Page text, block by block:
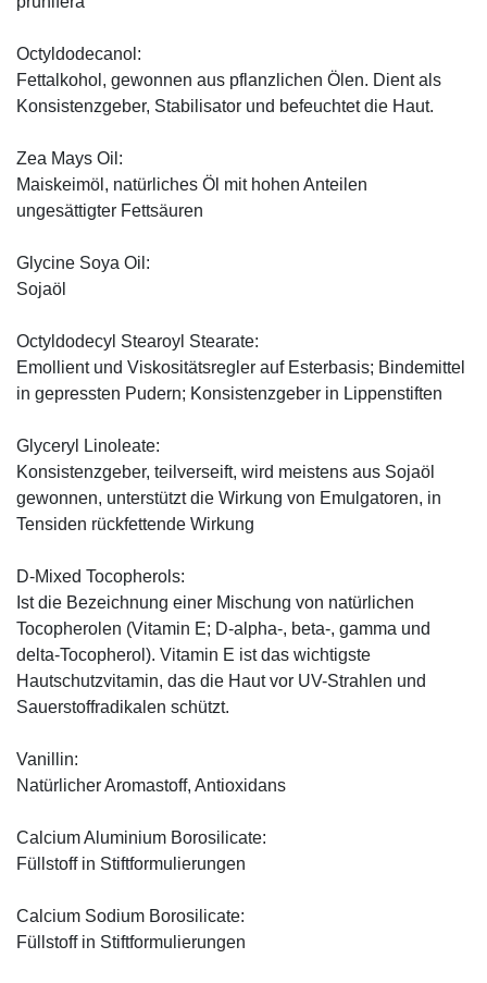
Octyldodecanol:
Fettalkohol, gewonnen aus pflanzlichen Ölen. Dient als
Konsistenzgeber, Stabilisator und befeuchtet die Haut.
Zea Mays Oil:
Maiskeimöl, natürliches Öl mit hohen Anteilen
ungesättigter Fettsäuren
Glycine Soya Oil:
Sojaöl
Octyldodecyl Stearoyl Stearate:
Emollient und Viskositätsregler auf Esterbasis; Bindemittel
in gepressten Pudern; Konsistenzgeber in Lippenstiften
Glyceryl Linoleate:
Konsistenzgeber, teilverseift, wird meistens aus Sojaöl
gewonnen, unterstützt die Wirkung von Emulgatoren, in
Tensiden rückfettende Wirkung
D-Mixed Tocopherols:
Ist die Bezeichnung einer Mischung von natürlichen
Tocopherolen (Vitamin E; D-alpha-, beta-, gamma und
delta-Tocopherol). Vitamin E ist das wichtigste
Hautschutzvitamin, das die Haut vor UV-Strahlen und
Sauerstoffradikalen schützt.
Vanillin:
Natürlicher Aromastoff, Antioxidans
Calcium Aluminium Borosilicate:
Füllstoff in Stiftformulierungen
Calcium Sodium Borosilicate:
Füllstoff in Stiftformulierungen